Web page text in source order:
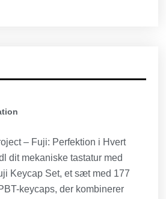
– Fuji: Perfektion i Hvert
dit mekaniske tastatur med
Keycap Set, et sæt med 177
keycaps, der kombinerer